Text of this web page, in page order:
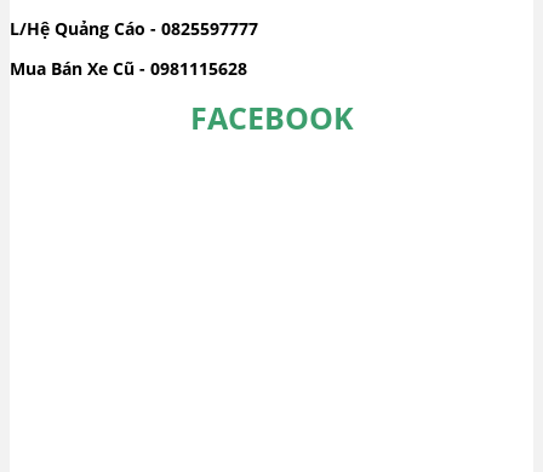
L/Hệ Quảng Cáo - 0825597777
Mua Bán Xe Cũ - 0981115628
FACEBOOK